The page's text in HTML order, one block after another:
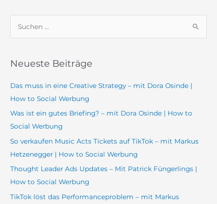
h
h
:
Neueste Beiträge
Das muss in eine Creative Strategy – mit Dora Osinde |
How to Social Werbung
Was ist ein gutes Briefing? – mit Dora Osinde | How to
Social Werbung
So verkaufen Music Acts Tickets auf TikTok – mit Markus
Hetzenegger | How to Social Werbung
Thought Leader Ads Updates – Mit Patrick Füngerlings |
How to Social Werbung
TikTok löst das Performanceproblem – mit Markus